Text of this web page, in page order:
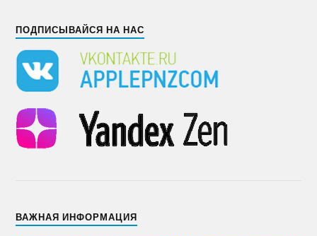
ПОДПИСЫВАЙСЯ НА НАС
ВАЖНАЯ ИНФОРМАЦИЯ